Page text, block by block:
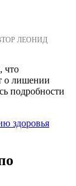
ЛЕОНИД
что
о лишении
подробности
здоровья